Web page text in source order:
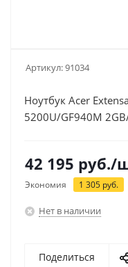
Артикул:91034
Ноутбук Acer
5200U/GF940M
42 195 руб./
Экономия 1 305 руб.
Нет в наличии
Поделиться